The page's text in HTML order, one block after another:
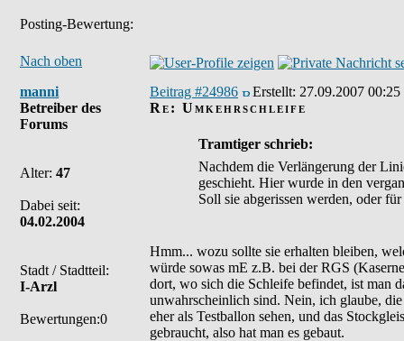
Posting-Bewertung:
Nach oben
manni
Betreiber des
Forums
Alter: 47
Dabei seit:
04.02.2004
Stadt / Stadtteil:
I-Arzl
Bewertungen:0
Beitrag #24986 Erstellt: 27.09.2007 00:25
Re: Umkehrschleife
Tramtiger schrieb:
Nachdem die Verlängerung der
geschieht. Hier wurde in den
Soll sie abgerissen werden, oder
Hmm... wozu sollte sie erhalten bleiben,
würde sowas mE z.B. bei der RGS
dort, wo sich die Schleife befindet, ist man
unwahrscheinlich sind. Nein, ich glaube,
eher als Testballon sehen, und das
gebraucht, also hat man es gebaut.